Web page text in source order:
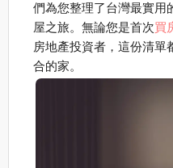
們為您整理了台灣最實用
屋之旅。無論您是首次買
房地產投資者，這份清單
合的家。